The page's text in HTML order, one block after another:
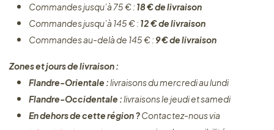
Commandes jusqu’à 75 € : 18 € de livraison
Commandes jusqu’à 145 € : 12 € de livraison
Commandes au-delà de 145 € : 9 € de livraison
Zones et jours de livraison :
Flandre-Orientale :livraisons du mercredi au lundi
Flandre-Occidentale :livraisons le jeudi et samedi
En dehors de cette région ?Contactez-nous via